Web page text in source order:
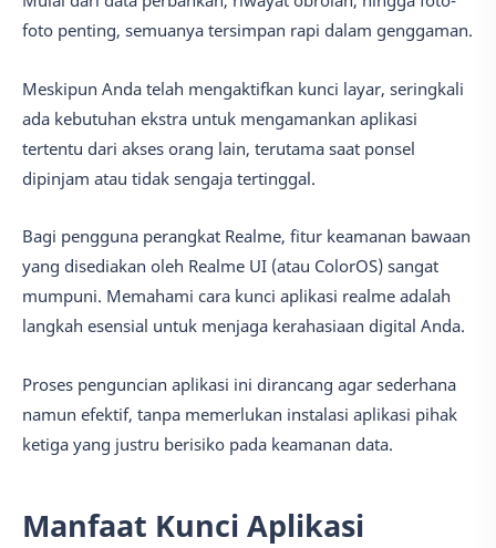
foto penting, semuanya tersimpan rapi dalam genggaman.
Meskipun Anda telah mengaktifkan kunci layar, seringkali
ada kebutuhan ekstra untuk mengamankan aplikasi
tertentu dari akses orang lain, terutama saat ponsel
dipinjam atau tidak sengaja tertinggal.
Bagi pengguna perangkat Realme, fitur keamanan bawaan
yang disediakan oleh Realme UI (atau ColorOS) sangat
mumpuni. Memahami cara kunci aplikasi realme adalah
langkah esensial untuk menjaga kerahasiaan digital Anda.
Proses penguncian aplikasi ini dirancang agar sederhana
namun efektif, tanpa memerlukan instalasi aplikasi pihak
ketiga yang justru berisiko pada keamanan data.
Manfaat Kunci Aplikasi